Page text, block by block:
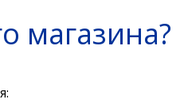
магазина?